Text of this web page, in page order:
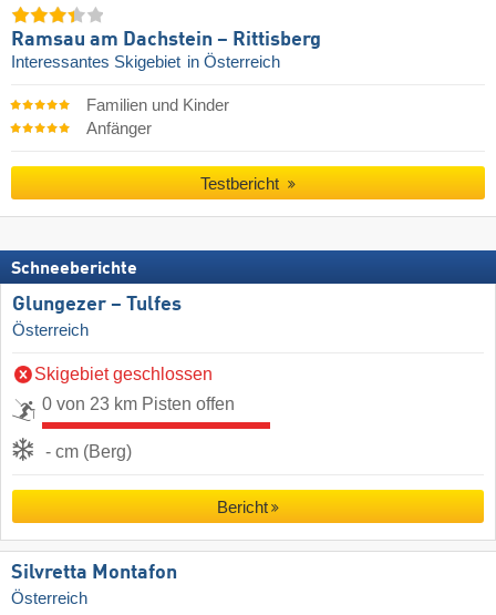
Ramsau am Dachstein – Rittisberg
Interessantes Skigebiet in Österreich
Familien und Kinder
Anfänger
Testbericht
Schneeberichte
Glungezer – Tulfes
Österreich
Skigebiet geschlossen
0 von 23 km Pisten offen
- cm (Berg)
Bericht
Silvretta Montafon
Österreich